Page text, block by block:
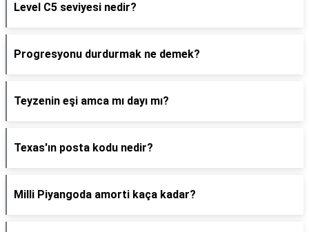
Level C5 seviyesi nedir?
Progresyonu durdurmak ne demek?
Teyzenin eşi amca mı dayı mı?
Texas'ın posta kodu nedir?
Milli Piyangoda amorti kaça kadar?